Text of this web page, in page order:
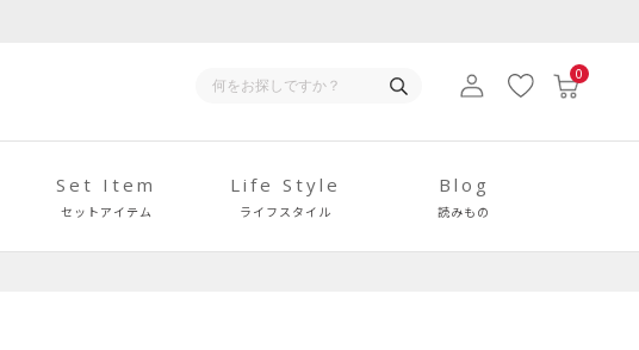
0
Set Item
セットアイテム
Life Style
ライフスタイル
Blog
読みもの